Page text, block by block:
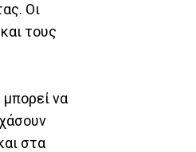
Οι
τους
μπορεί να
στα